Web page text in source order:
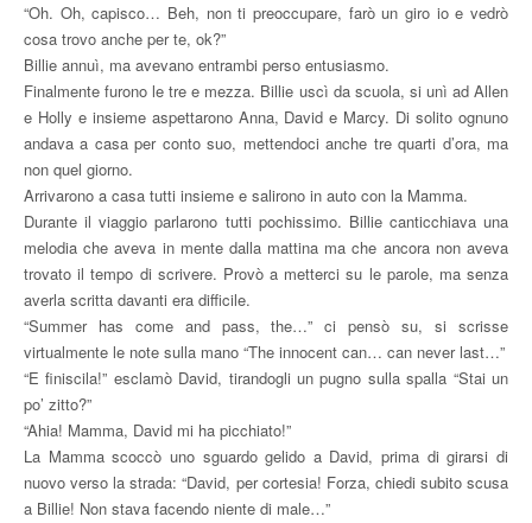
“Oh. Oh, capisco… Beh, non ti preoccupare, farò un giro io e vedrò
cosa trovo anche per te, ok?”
Billie annuì, ma avevano entrambi perso entusiasmo.
Finalmente furono le tre e mezza. Billie uscì da scuola, si unì ad Allen
e Holly e insieme aspettarono Anna, David e Marcy. Di solito ognuno
andava a casa per conto suo, mettendoci anche tre quarti d’ora, ma
non quel giorno.
Arrivarono a casa tutti insieme e salirono in auto con la Mamma.
Durante il viaggio parlarono tutti pochissimo. Billie canticchiava una
melodia che aveva in mente dalla mattina ma che ancora non aveva
trovato il tempo di scrivere. Provò a metterci su le parole, ma senza
averla scritta davanti era difficile.
“Summer has come and pass, the…” ci pensò su, si scrisse
virtualmente le note sulla mano “The innocent can… can never last…”
“E finiscila!” esclamò David, tirandogli un pugno sulla spalla “Stai un
po’ zitto?”
“Ahia! Mamma, David mi ha picchiato!”
La Mamma scoccò uno sguardo gelido a David, prima di girarsi di
nuovo verso la strada: “David, per cortesia! Forza, chiedi subito scusa
a Billie! Non stava facendo niente di male…”